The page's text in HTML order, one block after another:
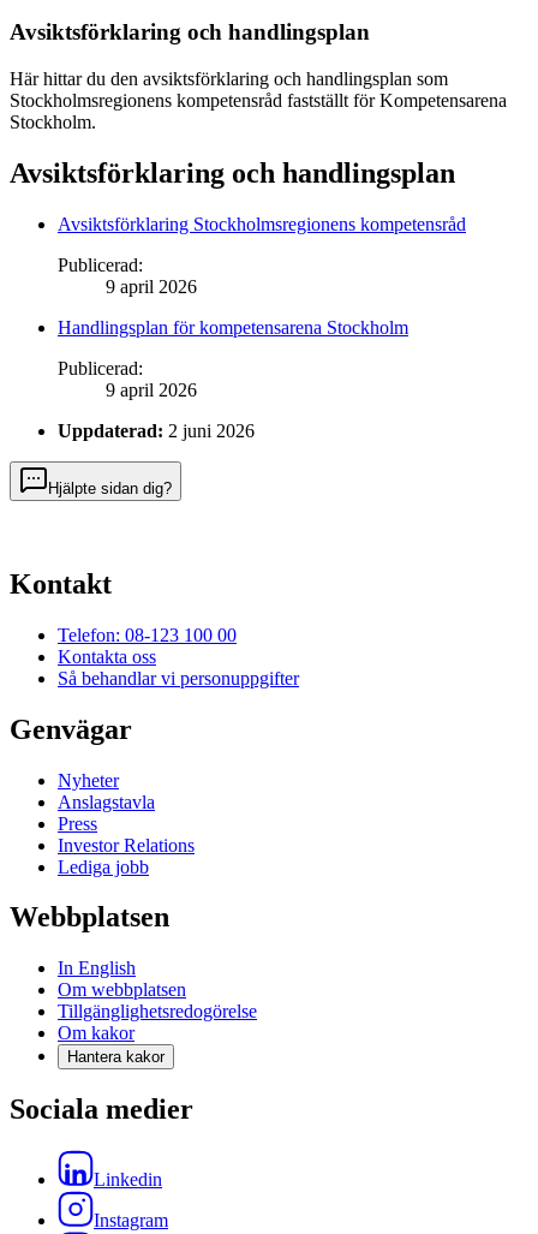
Avsiktsförklaring och handlingsplan
Här hittar du den avsiktsförklaring och handlingsplan som
Stockholmsregionens kompetensråd fastställt för Kompetensarena
Stockholm.
Avsiktsförklaring och handlingsplan
Avsiktsförklaring Stockholmsregionens kompetensråd
Publicerad:
9 april 2026
Handlingsplan för kompetensarena Stockholm
Publicerad:
9 april 2026
Uppdaterad: 2 juni 2026
Hjälpte sidan dig?
Kontakt
Telefon: 08-123 100 00
Kontakta oss
Så behandlar vi personuppgifter
Genvägar
Nyheter
Anslagstavla
Press
Investor Relations
Lediga jobb
Webbplatsen
In English
Om webbplatsen
Tillgänglighetsredogörelse
Om kakor
Hantera kakor
Sociala medier
Linkedin
Instagram